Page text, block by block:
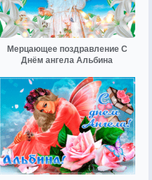
Мерцающее поздравление С
Днём ангела Альбина